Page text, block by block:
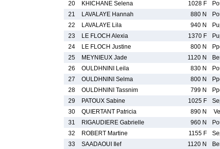
20
KHICHANE Selena 1028 F
21
LAVALAYE Hannah 880 N
22
LAVALAYE Lila 940 N
23
LE FLOCH Alexia 1370 F
24
LE FLOCH Justine 800 N
25
MEYNIEUX Jade 1120 N
26
OULDHNINI Leila 830 N
27
OULDHNINI Selma 800 N
28
OULDHNINI Tassnim 799 N
29
PATOUX Sabine 1025 F
30
QUIERTANT Patricia 890 N
31
RIGAUDIERE Gabrielle 960 N
32
ROBERT Martine 1155 F
33
SAADAOUI Ilef 1120 N